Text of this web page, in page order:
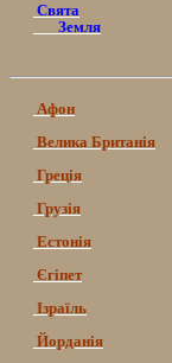
Свята
Земля
Афон
Велика Британія
Греція
Грузія
Естонія
Єгіпет
Ізраїль
Йорданія